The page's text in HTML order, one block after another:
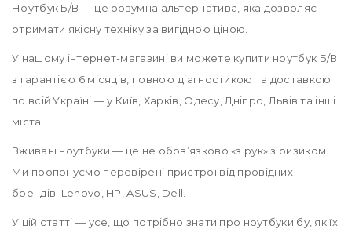
Ноутбук Б/В — це розумна альтернатива, яка дозволяє
отримати якісну техніку за вигідною ціною.
У нашому інтернет-магазині ви можете купити ноутбук Б/В
з гарантією 6 місяців, повною діагностикою та доставкою
по всій Україні — у Київ, Харків, Одесу, Дніпро, Львів та інші
міста.
Вживані ноутбуки — це не обов’язково «з рук» з ризиком.
Ми пропонуємо перевірені пристрої від провідних
брендів: Lenovo, HP, ASUS, Dell.
У цій статті — усе, що потрібно знати про ноутбуки бу, як їх